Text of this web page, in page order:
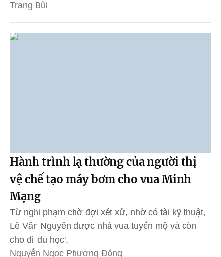
Trang Bùi
Hành trình lạ thường của người thị
vệ chế tạo máy bơm cho vua Minh
Mạng
Từ nghi phạm chờ đợi xét xử, nhờ có tài kỹ thuật,
Lê Văn Nguyên được nhà vua tuyển mộ và còn
cho đi 'du học'.
Nguyễn Ngọc Phương Đông